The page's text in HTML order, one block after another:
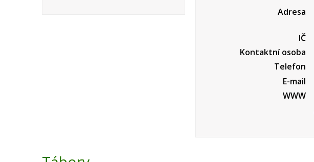
Adresa
IČ
Kontaktní osoba
Telefon
E-mail
WWW